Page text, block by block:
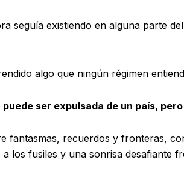
seguía existiendo en alguna parte
algo que ningún régimen
ser expulsada de un país,
fantasmas, recuerdos y fronteras,
los fusiles y una sonrisa desafiante